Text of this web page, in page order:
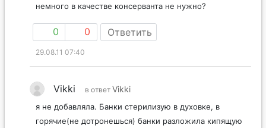
немного в качестве консерванта не нужно?
0 0 Ответить
29.08.11 07:40
Vikki в ответ Vikki
я не добавляла. Банки стерилизую в духовке, в
горячие(не дотронешься) банки разложила кипящую